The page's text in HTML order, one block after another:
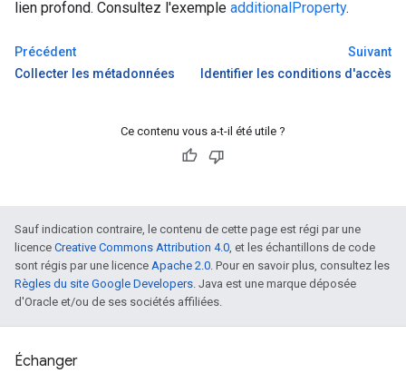
lien profond. Consultez l'exemple additionalProperty.
Précédent
Collecter les métadonnées
Suivant
Identifier les conditions d'accès
Ce contenu vous a-t-il été utile ?
Sauf indication contraire, le contenu de cette page est régi par une
licence Creative Commons Attribution 4.0, et les échantillons de code
sont régis par une licence Apache 2.0. Pour en savoir plus, consultez les
Règles du site Google Developers. Java est une marque déposée
d'Oracle et/ou de ses sociétés affiliées.
Échanger